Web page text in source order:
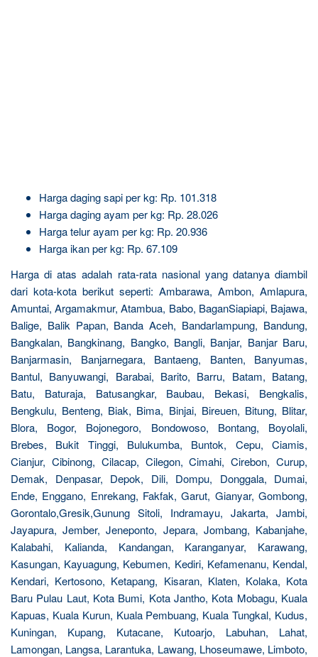
Harga daging sapi per kg: Rp. 101.318
Harga daging ayam per kg: Rp. 28.026
Harga telur ayam per kg: Rp. 20.936
Harga ikan per kg: Rp. 67.109
Harga di atas adalah rata-rata nasional yang datanya diambil
dari kota-kota berikut seperti: Ambarawa, Ambon, Amlapura,
Amuntai, Argamakmur, Atambua, Babo, BaganSiapiapi, Bajawa,
Balige, Balik Papan, Banda Aceh, Bandarlampung, Bandung,
Bangkalan, Bangkinang, Bangko, Bangli, Banjar, Banjar Baru,
Banjarmasin, Banjarnegara, Bantaeng, Banten, Banyumas,
Bantul, Banyuwangi, Barabai, Barito, Barru, Batam, Batang,
Batu, Baturaja, Batusangkar, Baubau, Bekasi, Bengkalis,
Bengkulu, Benteng, Biak, Bima, Binjai, Bireuen, Bitung, Blitar,
Blora, Bogor, Bojonegoro, Bondowoso, Bontang, Boyolali,
Brebes, Bukit Tinggi, Bulukumba, Buntok, Cepu, Ciamis,
Cianjur, Cibinong, Cilacap, Cilegon, Cimahi, Cirebon, Curup,
Demak, Denpasar, Depok, Dili, Dompu, Donggala, Dumai,
Ende, Enggano, Enrekang, Fakfak, Garut, Gianyar, Gombong,
Gorontalo,Gresik,Gunung Sitoli, Indramayu, Jakarta, Jambi,
Jayapura, Jember, Jeneponto, Jepara, Jombang, Kabanjahe,
Kalabahi, Kalianda, Kandangan, Karanganyar, Karawang,
Kasungan, Kayuagung, Kebumen, Kediri, Kefamenanu, Kendal,
Kendari, Kertosono, Ketapang, Kisaran, Klaten, Kolaka, Kota
Baru Pulau Laut, Kota Bumi, Kota Jantho, Kota Mobagu, Kuala
Kapuas, Kuala Kurun, Kuala Pembuang, Kuala Tungkal, Kudus,
Kuningan, Kupang, Kutacane, Kutoarjo, Labuhan, Lahat,
Lamongan, Langsa, Larantuka, Lawang, Lhoseumawe, Limboto,